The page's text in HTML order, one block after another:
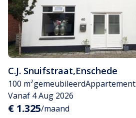
C.J. Snuifstraat,Enschede
100 m²gemeubileerdAppartement
Vanaf 4 Aug 2026
€ 1.325/maand